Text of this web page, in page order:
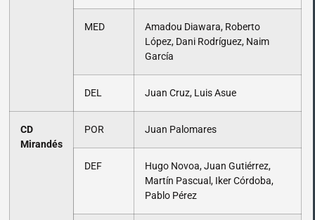
MED
Amadou Diawara, Roberto
López, Dani Rodríguez, Naim
García
DEL Juan Cruz, Luis Asue
CD
Mirandés
POR Juan Palomares
DEF
Hugo Novoa, Juan Gutiérrez,
Martín Pascual, Iker Córdoba,
Pablo Pérez